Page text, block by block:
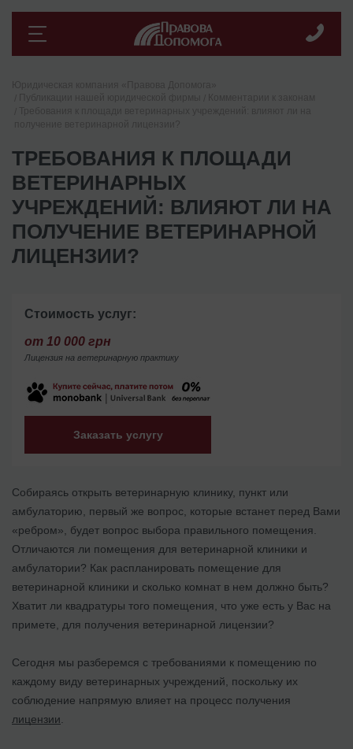
ТРЕБОВАНИЯ К ПЛОЩАДИ
ВЕТЕРИНАРНЫХ
УЧРЕЖДЕНИЙ: ВЛИЯЮТ ЛИ НА
ПОЛУЧЕНИЕ ВЕТЕРИНАРНОЙ
ЛИЦЕНЗИИ?
Стоимость услуг:
от 10 000 грн
Лицензия на ветеринарную практику
Заказать услугу
Собираясь открыть ветеринарную клинику, пункт или
амбулаторию, первый же вопрос, которые встанет перед Вами
«ребром», будет вопрос выбора правильного помещения.
Отличаются ли помещения для ветеринарной клиники и
амбулатории? Как распланировать помещение для
ветеринарной клиники и сколько комнат в нем должно быть?
Хватит ли квадратуры того помещения, что уже есть у Вас на
примете, для получения ветеринарной лицензии?
Сегодня мы разберемся с требованиями к помещению по
каждому виду ветеринарных учреждений, поскольку их
соблюдение напрямую влияет на процесс получения
лицензии